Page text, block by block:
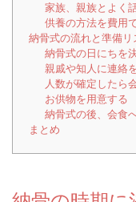
家族、親族とよく
供養の方法を費用
納骨式の流れと準備
納骨式の日にちを
親戚や知人に連絡
人数が確定したら
お供物を用意する
納骨式の後、会食
まとめ